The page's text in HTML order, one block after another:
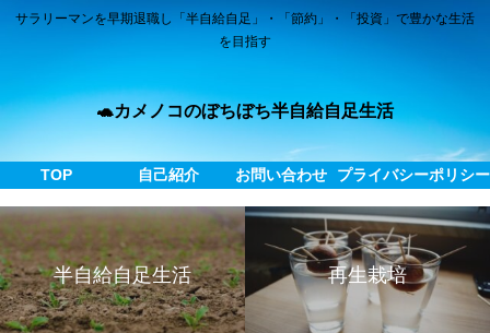
サラリーマンを早期退職し「半自給自足」・「節約」・「投資」で豊かな生活
を目指す
🐢カメノコのぼちぼち半自給自足生活
TOP 自己紹介 お問い合わせ プライバシーポリシー
半自給自足生活 再生栽培